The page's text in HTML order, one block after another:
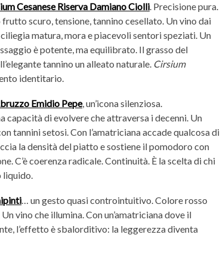
Cesanese Riserva Damiano Ciolli. Precisione pura.
scuro, tensione, tannino cesellato. Un vino dai
matura, mora e piacevoli sentori speziati. Un
è potente, ma equilibrato. Il grasso del
tannino un alleato naturale. Cirsium
identitario.
Emidio Pepe, un’icona silenziosa.
capacità di evolvere che attraversa i decenni. Un
tannini setosi. Con l’amatriciana accade qualcosa di
la densità del piatto e sostiene il pomodoro con
C’è coerenza radicale. Continuità. È la scelta di chi
liquido.
… un gesto quasi controintuitivo. Colore rosso
vino che illumina. Con un’amatriciana dove il
l’effetto è sbalorditivo: la leggerezza diventa